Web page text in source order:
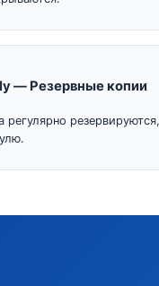
— Резервные копии
регулярно